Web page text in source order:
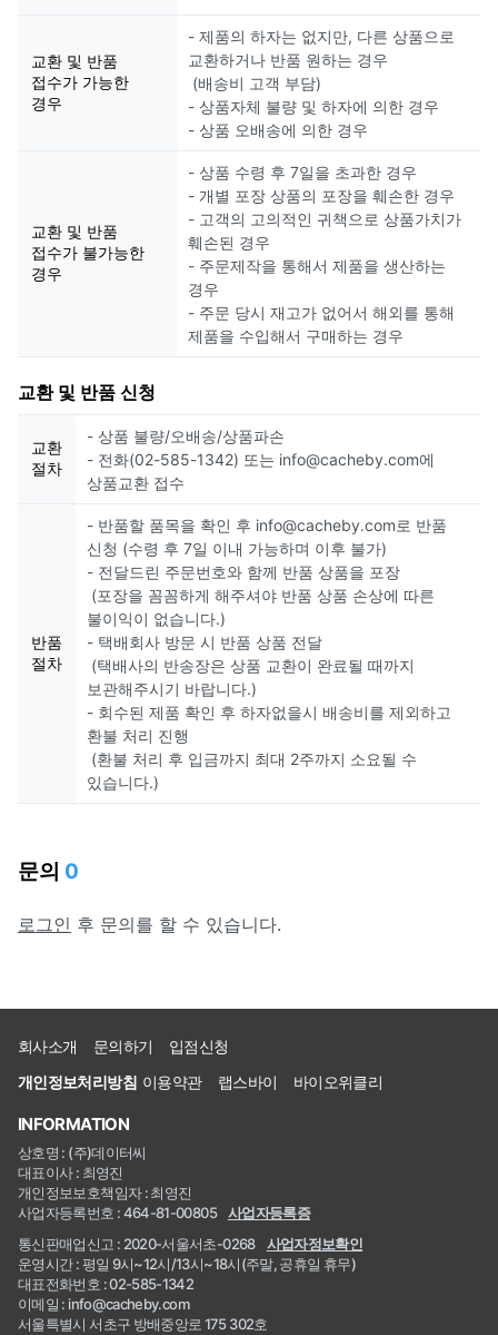
교환 및 반품
접수가 가능한
경우
- 제품의 하자는 없지만, 다른 상품으로
교환하거나 반품 원하는 경우
(배송비 고객 부담)
- 상품자체 불량 및 하자에 의한 경우
- 상품 오배송에 의한 경우
교환 및 반품
접수가 불가능한
경우
- 상품 수령 후 7일을 초과한 경우
- 개별 포장 상품의 포장을 훼손한 경우
- 고객의 고의적인 귀책으로 상품가치가
훼손된 경우
- 주문제작을 통해서 제품을 생산하는
경우
- 주문 당시 재고가 없어서 해외를 통해
제품을 수입해서 구매하는 경우
교환 및 반품 신청
교환
절차
- 상품 불량/오배송/상품파손
- 전화(02-585-1342) 또는 info@cacheby.com에
상품교환 접수
반품
절차
- 반품할 품목을 확인 후 info@cacheby.com로 반품
신청 (수령 후 7일 이내 가능하며 이후 불가)
- 전달드린 주문번호와 함께 반품 상품을 포장
(포장을 꼼꼼하게 해주셔야 반품 상품 손상에 따른
불이익이 없습니다.)
- 택배회사 방문 시 반품 상품 전달
(택배사의 반송장은 상품 교환이 완료될 때까지
보관해주시기 바랍니다.)
- 회수된 제품 확인 후 하자없을시 배송비를 제외하고
환불 처리 진행
(환불 처리 후 입금까지 최대 2주까지 소요될 수
있습니다.)
문의 0
로그인 후 문의를 할 수 있습니다.
회사소개 문의하기
입점신청
개인정보처리방침 이용약관 랩스바이 바이오위클리
INFORMATION
상호명 : (주)데이터씨
대표이사 : 최영진
개인정보보호책임자 : 최영진
사업자등록번호 : 464-81-00805
사업자등록증
통신판매업신고 : 2020-서울서초-0268
사업자정보확인
운영시간 : 평일 9시~12시/13시~18시(주말, 공휴일 휴무)
대표전화번호 : 02-585-1342
이메일 : info@cacheby.com
서울특별시 서초구 방배중앙로 175 302호